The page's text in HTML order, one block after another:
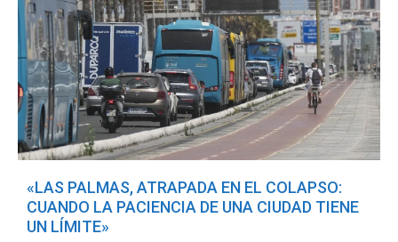
«LAS PALMAS, ATRAPADA EN EL COLAPSO:
CUANDO LA PACIENCIA DE UNA CIUDAD TIENE
UN LÍMITE»